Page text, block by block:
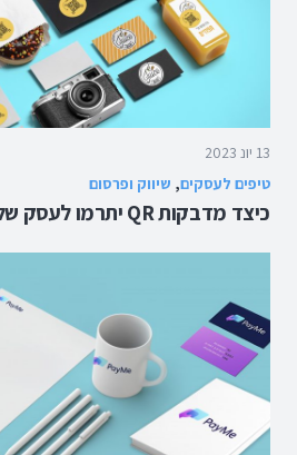
טיפים לעסקים, שיווק ופרסום
13 יונ 2023
כיצד מדבקות QR יתרמו לעסק שלכם?